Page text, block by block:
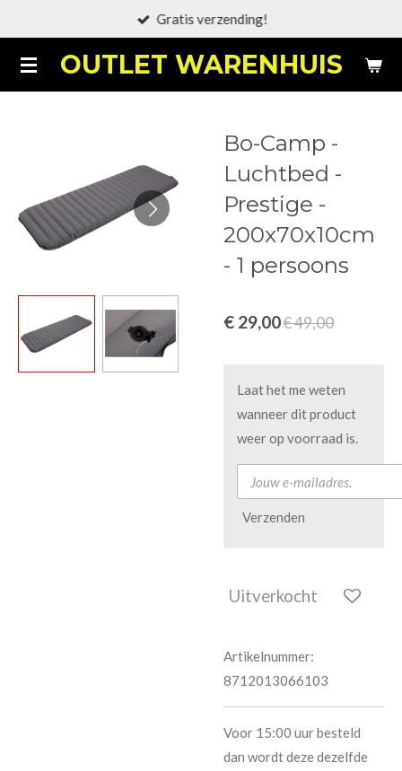
naar
de
OUTLET WARENHUIS
Gratis verzending!
Bo-Camp -
Luchtbed -
Prestige -
200x70x10cm
- 1 persoons
€ 29,00€ 49,00
Laat het me weten
wanneer dit product
weer op voorraad is.
Verzenden
Uitverkocht
Artikelnummer:
8712013066103
Voor 15:00 uur besteld
dan wordt deze dezelfde